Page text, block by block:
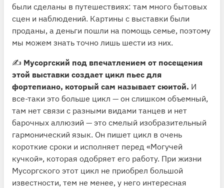
были сделаны в путешествиях: там много бытовых
сцен и наблюдений. Картины с выставки были
проданы, а деньги пошли на помощь семье, поэтому
мы можем знать точно лишь шести из них.
✍️ Мусоргский под впечатлением от посещения
этой выставки создает цикл пьес для
фортепиано, который сам называет сюитой. И
все-таки это больше цикл — он слишком объемный,
там нет связи с разными видами танцев и нет
барочных аллюзий — это смелый изобразительный
гармонический язык. Он пишет цикл в очень
короткие сроки и исполняет перед «Могучей
кучкой», которая одобряет его работу. При жизни
Мусоргского этот цикл не приобрел большой
известности, тем не менее, у него интересная